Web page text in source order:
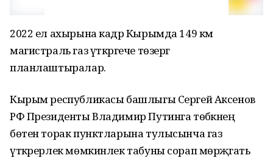
2022 ел ахырына кадәр Кырымда 149 км
магистраль газ үткәргече төзергә
планлаштыралар.
Кырым республикасы башлыгы Сергей Аксенов
РФ Президенты Владимир Путинга төбәкнең
бөтен торак пунктларына тулысынча газ
үткәрерлек мөмкинлек табуны сорап мөрәҗәгать